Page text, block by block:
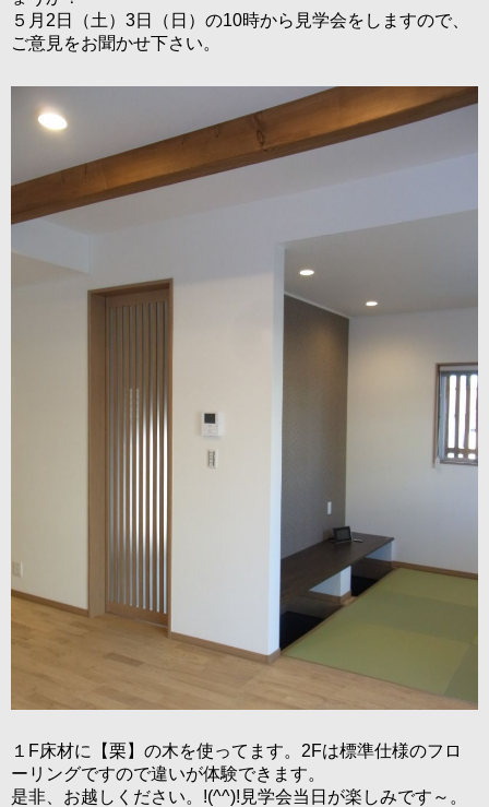
５月2日（土）3日（日）の10時から見学会をしますので、
ご意見をお聞かせ下さい。
１F床材に【栗】の木を使ってます。2Fは標準仕様のフロ
ーリングですので違いが体験できます。
是非、お越しください。!(^^)!見学会当日が楽しみです～。